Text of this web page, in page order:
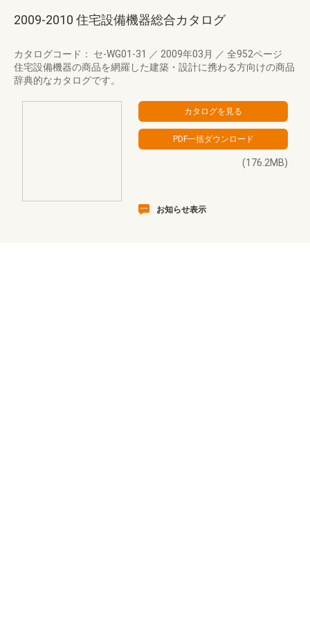
2009-2010 住宅設備機器総合カタログ
カタログコード： セ-WG01-31 ／ 2009年03月 ／ 全952ページ
住宅設備機器の商品を網羅した建築・設計に携わる方向けの商品
辞典的なカタログです。
(176.2MB)
お知らせ表示